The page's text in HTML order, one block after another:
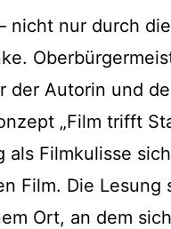
nicht nur durch die
der Autorin und
„Film trifft
als Filmkulisse
Film. Die Lesung
Ort, an dem